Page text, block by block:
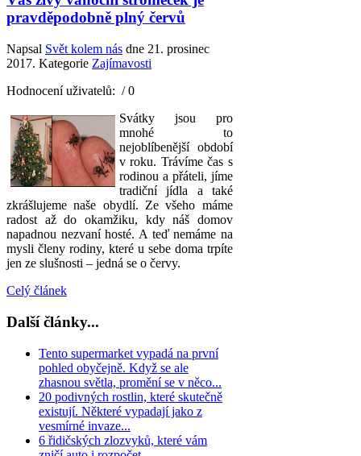
pravděpodobně plný červů
Napsal Svět kolem nás dne 21. prosinec
2017. Kategorie Zajímavosti
Hodnocení uživatelů: / 0
Svátky jsou pro
mnohé to
nejoblíbenější období
v roku. Trávíme čas s
rodinou a přáteli, jíme
tradiční jídla a také
zkrášlujeme naše obydlí. Ze všeho máme
radost až do okamžiku, kdy náš domov
napadnou nezvaní hosté. A teď nemáme na
mysli členy rodiny, které u sebe doma trpíte
jen ze slušnosti – jedná se o červy.
Celý článek
Další články...
Tento supermarket vypadá na první
pohled obyčejně. Když se ale
zhasnou světla, promění se v něco...
20 podivných rostlin, které skutečně
existují. Některé vypadají jako z
vesmírné invaze...
6 řidičských zlozvyků, které vám